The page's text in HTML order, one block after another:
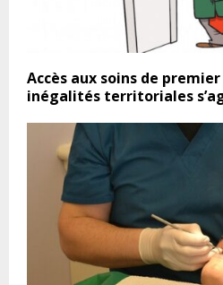
Accès aux soins de
inégalités territoriales